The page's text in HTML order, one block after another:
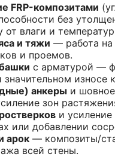
FRP-композитами
без
от влаги и
и тяжи — работа на
и проемов.
с арматурой —
износе
анкеры и
зон
и
или добавлении
арок — композиты/
всей стены.